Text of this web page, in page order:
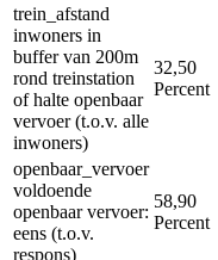
trein_afstand
inwoners in
buffer van 200m
rond treinstation
of halte openbaar
vervoer (t.o.v. alle
inwoners)
32,50
Percent
openbaar_vervoer
voldoende
openbaar vervoer:
eens (t.o.v.
respons)
58,90
Percent